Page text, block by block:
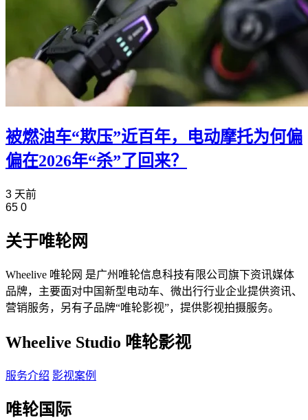
被燃油车“欺压”近百年，电动摩托为何偏
偏在2026年“杀”了回来？
3 天前
65 0
关于唯轮网
Wheelive 唯轮网 是广州唯轮信息科技有限公司旗下资讯媒体
品牌，主要面对中国新型电动车、微出行行业企业提供资讯、
营销服务，另有子品牌“唯轮影视”，提供影视拍摄服务。
Wheelive Studio 唯轮影视
服务介绍 影视案例
唯轮国际